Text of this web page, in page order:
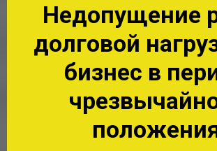
Недопущение
долговой
бизнес в